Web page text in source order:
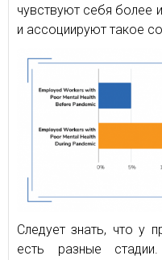
чувствуют себя более
и ассоциируют такое
Следует знать, что у
есть разные